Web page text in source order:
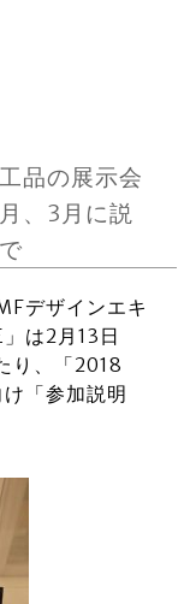
品の展示会
、3月に説
デザインエキ
は2月13日
り、「2018
「参加説明